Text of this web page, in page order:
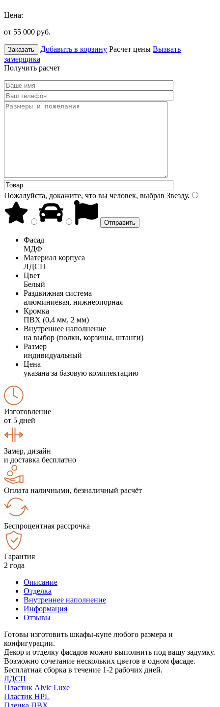
Цена:
от 55 000 руб.
Заказать Добавить в корзину Расчет цены Вызвать
замерщика
Получить расчет
Пожалуйста, докажите, что вы человек, выбрав Звезду.
Фасад
МДФ
Материал корпуса
ЛДСП
Цвет
Белый
Раздвижная система
алюминиевая, нижнеопорная
Кромка
ПВХ (0,4 мм, 2 мм)
Внутреннее наполнение
на выбор (полки, корзины, штанги)
Размер
индивидуальный
Цена
указана за базовую комплектацию
Изготовление
от 5 дней
Замер, дизайн
и доставка бесплатно
Оплата наличными, безналичный расчёт
Беспроцентная рассрочка
Гарантия
2 года
Описание
Отделка
Внутреннее наполнение
Информация
Отзывы
Готовы изготовить шкафы-купе любого размера и
конфигурации.
Декор и отделку фасадов можно выполнить под вашу задумку.
Возможно сочетание нескольких цветов в одном фасаде.
Бесплатная сборка в течение 1-2 рабочих дней.
ЛДСП
Пластик Alvic Luxe
Пластик HPL
Пленка ПВХ